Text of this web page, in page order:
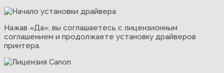
Нажав «Да», вы соглашаетесь с лицензионным
соглашением и продолжаете установку драйверов
принтера.